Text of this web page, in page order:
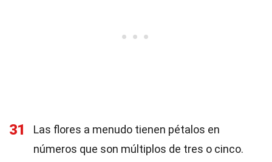
31
Las flores a menudo tienen pétalos en
números que son múltiplos de tres o cinco.